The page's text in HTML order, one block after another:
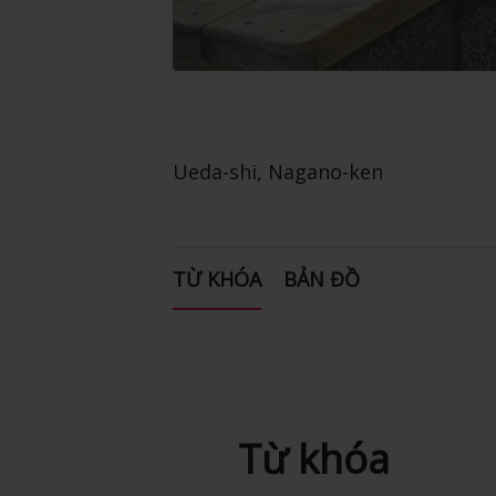
Ueda-shi, Nagano-ken
TỪ KHÓA BẢN ĐỒ
Từ khóa